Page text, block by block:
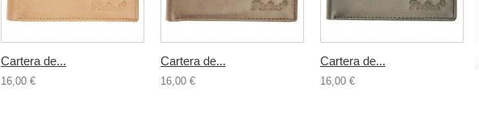
Cartera de...
16,00 €
Cartera de...
16,00 €
Cartera de...
16,00 €